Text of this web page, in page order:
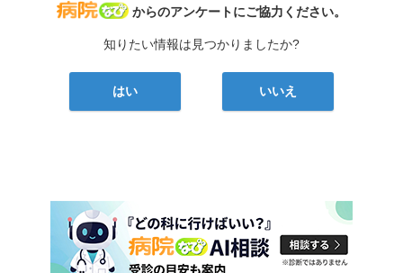
病院なび
からのアンケートにご協力ください。
知りたい情報は見つかりましたか?
はい いいえ